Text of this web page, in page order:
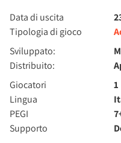
Data di uscita
Tipologia di gioco
Sviluppato:
Distribuito:
Giocatori
1
Lingua
PEGI
Supporto